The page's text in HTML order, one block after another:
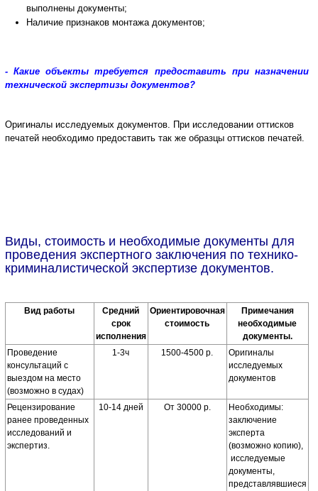
выполнены документы;
Наличие признаков монтажа документов;
- Какие объекты требуется предоставить при назначении
технической экспертизы документов?
Оригиналы исследуемых документов. При исследовании оттисков
печатей необходимо предоставить так же образцы оттисков печатей.
Виды, стоимость и необходимые документы для
проведения экспертного заключения по технико-
криминалистической экспертизе документов.
Вид работы
Средний
срок
исполнения
Ориентировочная
стоимость
Примечания
необходимые
документы.
Проведение
консультаций с
выездом на место
(возможно в судах)
1-3ч 1500-4500 р.
Оригиналы
исследуемых
документов
Рецензирование
ранее проведенных
исследований и
экспертиз.
10-14 дней От 30000 р.
Необходимы:
заключение
эксперта
(возможно копию),
исследуемые
документы,
представлявшиеся